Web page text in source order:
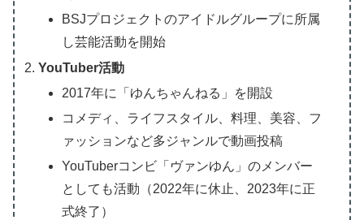
BSJプロジェクトのアイドルグループに所属
し芸能活動を開始
YouTuber活動
2017年に「ゆんちゃんねる」を開設
コメディ、ライフスタイル、料理、美容、フ
ァッションなど多ジャンルで動画投稿
YouTuberコンビ「ヴァンゆん」のメンバー
としても活動（2022年に休止、2023年に正
式終了）